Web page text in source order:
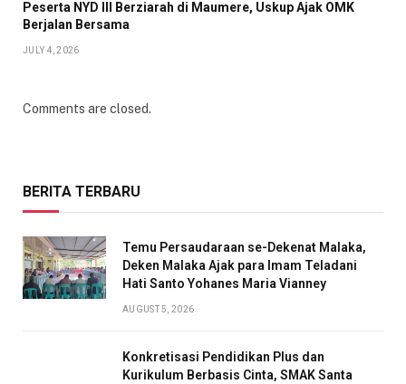
Peserta NYD III Berziarah di Maumere, Uskup Ajak OMK
Berjalan Bersama
JULY 4, 2026
Comments are closed.
BERITA TERBARU
Temu Persaudaraan se-Dekenat Malaka,
Deken Malaka Ajak para Imam Teladani
Hati Santo Yohanes Maria Vianney
AUGUST 5, 2026
Konkretisasi Pendidikan Plus dan
Kurikulum Berbasis Cinta, SMAK Santa